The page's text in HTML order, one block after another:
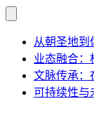
从朝圣地到
业态融合：
文脉传承：
可持续性与